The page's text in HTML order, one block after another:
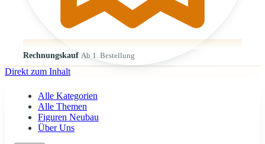
Rechnungskauf Ab 1. Bestellung
Direkt zum Inhalt
Alle Kategorien
Alle Themen
Figuren Neubau
Über Uns